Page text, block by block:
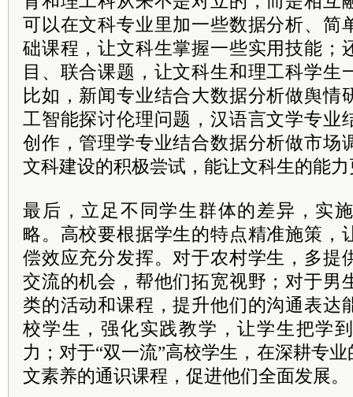
可以在文科专业里加一些数据分析、简
础课程，让文科生掌握一些实用技能；
目、联合课题，让文科生和理工科学生
比如，新闻专业结合大数据分析做舆情
工智能探讨伦理问题，汉语言文学专业
创作，管理学专业结合数据分析做市场
文科建设的积极尝试，能让文科生的能
最后，立足不同学生群体的差异，实
略。高校要根据学生的特点精准施策，
偿效应充分发挥。对于农村学生，多提
交流的机会，帮他们拓宽视野；对于男
类的活动和课程，提升他们的沟通表达
校学生，强化实践教学，让学生把学
力；对于“双一流”高校学生，在深耕专
文素养的通识课程，促进他们全面发展。